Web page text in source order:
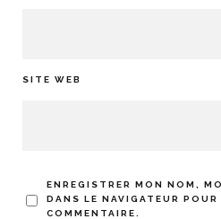
SITE WEB
ENREGISTRER MON NOM,
DANS LE NAVIGATEUR
COMMENTAIRE.